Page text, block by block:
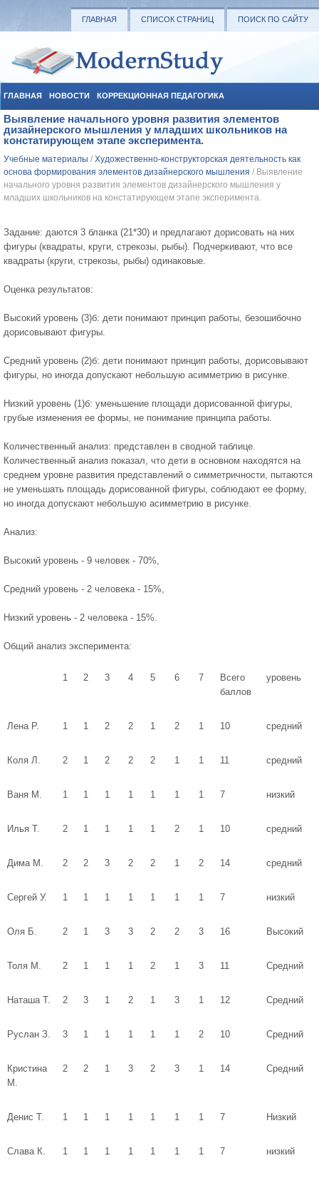
ГЛАВНАЯ СПИСОК СТРАНИЦ ПОИСК ПО САЙТУ
ГЛАВНАЯ НОВОСТИ КОРРЕКЦИОННАЯ ПЕДАГОГИКА
СОЦИАЛЬНАЯ ПЕДАГОГИКА УЧЕБНЫЕ МАТЕРИАЛЫ
Выявление начального уровня развития элементов
дизайнерского мышления у младших школьников на
констатирующем этапе эксперимента.
Учебные материалы / Художественно-конструкторская деятельность как
основа формирования элементов дизайнерского мышления / Выявление
начального уровня развития элементов дизайнерского мышления у
младших школьников на констатирующем этапе эксперимента.
Задание: даются 3 бланка (21*30) и предлагают дорисовать на них
фигуры (квадраты, круги, стрекозы, рыбы). Подчеркивают, что все
квадраты (круги, стрекозы, рыбы) одинаковые.
Оценка результатов:
Высокий уровень (3)б: дети понимают принцип работы, безошибочно
дорисовывают фигуры.
Средний уровень (2)б: дети понимают принцип работы, дорисовывают
фигуры, но иногда допускают небольшую асимметрию в рисунке.
Низкий уровень (1)б: уменьшение площади дорисованной фигуры,
грубые изменения ее формы, не понимание принципа работы.
Количественный анализ: представлен в сводной таблице.
Количественный анализ показал, что дети в основном находятся на
среднем уровне развития представлений о симметричности, пытаются
не уменьшать площадь дорисованной фигуры, соблюдают ее форму,
но иногда допускают небольшую асимметрию в рисунке.
Анализ:
Высокий уровень - 9 человек - 70%,
Средний уровень - 2 человека - 15%,
Низкий уровень - 2 человека - 15%.
Общий анализ эксперимента:
1 2 3 4 5 6 7
Всего
баллов
уровень
Лена Р. 1 1 2 2 1 2 1 10 средний
Коля Л. 2 1 2 2 2 1 1 11 средний
Ваня М. 1 1 1 1 1 1 1 7 низкий
Илья Т. 2 1 1 1 1 2 1 10 средний
Дима М. 2 2 3 2 2 1 2 14 средний
Сергей У. 1 1 1 1 1 1 1 7 низкий
Оля Б. 2 1 3 3 2 2 3 16 Высокий
Толя М. 2 1 1 1 2 1 3 11 Средний
Наташа Т. 2 3 1 2 1 3 1 12 Средний
Руслан З. 3 1 1 1 1 1 2 10 Средний
Кристина
М.
2 2 1 3 2 3 1 14 Средний
Денис Т. 1 1 1 1 1 1 1 7 Низкий
Слава К. 1 1 1 1 1 1 1 7 низкий